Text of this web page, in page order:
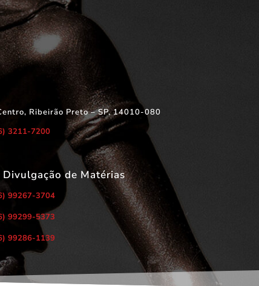
Ribeirão Preto – SP, 14010-080
3211-7200
de Matérias
99267-3704
99299-5373
99286-1139